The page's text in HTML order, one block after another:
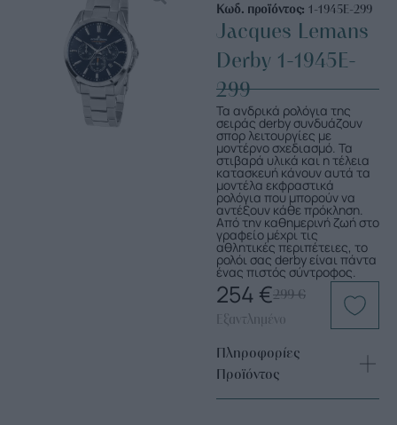
Κωδ. προϊόντος: 1-1945E-299
Jacques Lemans
Derby 1-1945E-
299
Τα ανδρικά ρολόγια της
σειράς derby συνδυάζουν
σπορ λειτουργίες με
μοντέρνο σχεδιασμό. Τα
στιβαρά υλικά και η τέλεια
κατασκευή κάνουν αυτά τα
μοντέλα εκφραστικά
ρολόγια που μπορούν να
αντέξουν κάθε πρόκληση.
Από την καθημερινή ζωή στο
γραφείο μέχρι τις
αθλητικές περιπέτειες, το
ρολόι σας derby είναι πάντα
ένας πιστός σύντροφος.
299€
254 €
Εξαντλημένο
Πληροφορίες
Προϊόντος